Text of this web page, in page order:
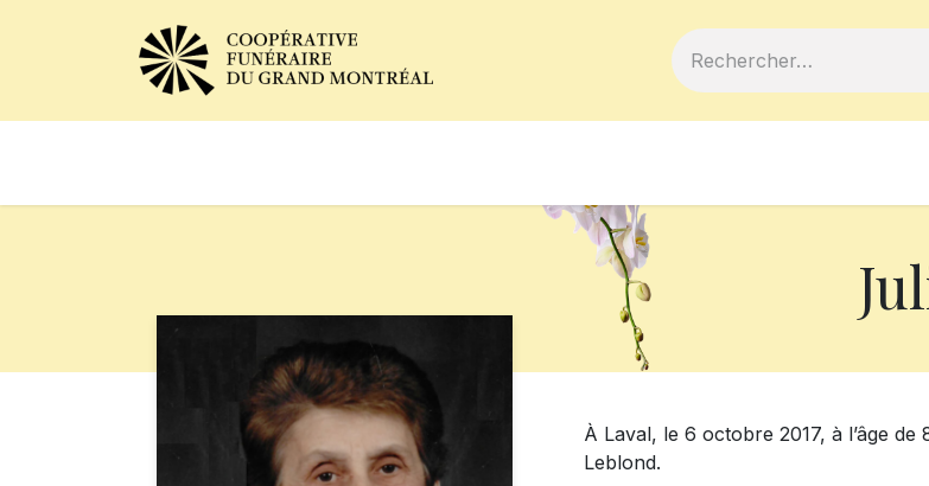
À Laval, le 6 octobre 2017, à l’âge
Leblond.